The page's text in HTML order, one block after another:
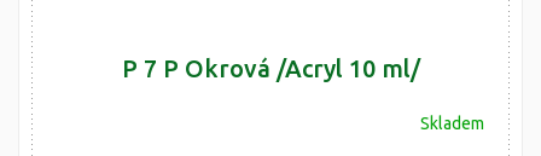
P 7 P Okrová /Acryl 10 ml/
Skladem